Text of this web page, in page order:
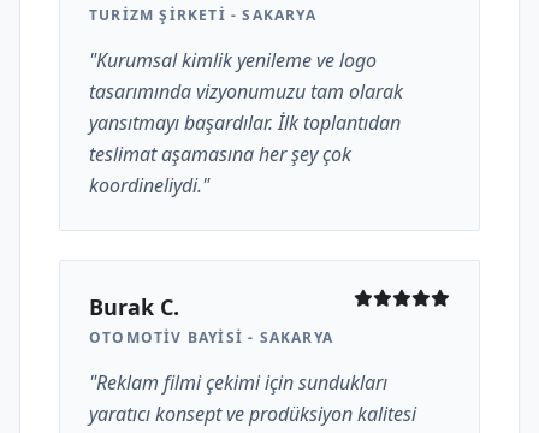
TURIZM ŞIRKETI - SAKARYA
"Kurumsal kimlik yenileme ve logo
tasarımında vizyonumuzu tam olarak
yansıtmayı başardılar. İlk toplantıdan
teslimat aşamasına her şey çok
koordineliydi."
Burak C.
OTOMOTIV BAYISI - SAKARYA
"Reklam filmi çekimi için sundukları
yaratıcı konsept ve prodüksiyon kalitesi